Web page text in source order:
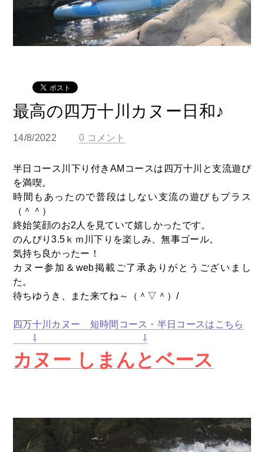
最高の四万十川カヌー日和♪
14/8/2022 0 コメント
半日コース川下り付きAMコースは四万十川と支流遊び
を満喫。
時間もあったので普段はしない支流の遊びもプラス
（＾＾）
終始笑顔のお2人を見ていて嬉しかったです。
のんびり3.5ｋｍ川下りを楽しみ、無事ゴール。
気持ち良かったー！
カヌー参加＆web掲載ご了承ありがとうございまし
た。
待ちゆうき、また来てね～（＾▽＾）/
四万十川カヌー 短時間コース・半日コースはこちら
⇩ ⇩
カヌー しまんとベース